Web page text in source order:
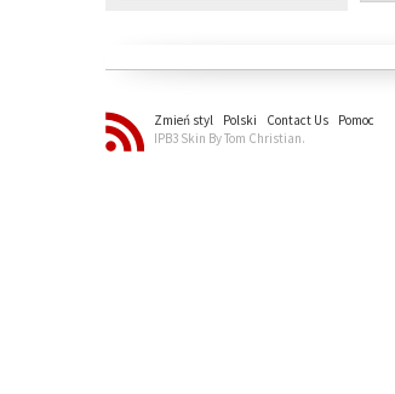
Zmień styl Polski Contact Us
Pomoc
IPB3 Skin By Tom Christian.